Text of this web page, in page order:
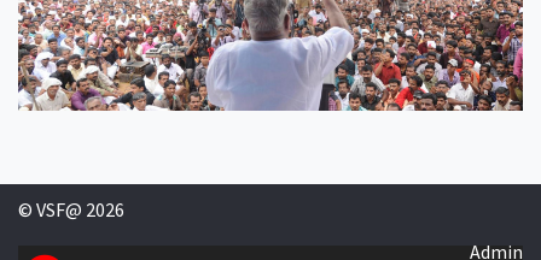
© VSF@ 2026
Admin